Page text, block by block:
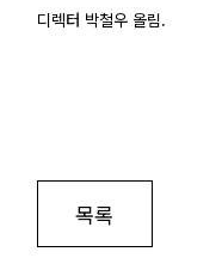
디렉터 박철우 올림.
목록